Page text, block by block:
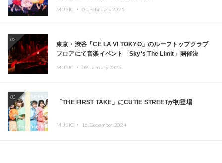
MUSIC ・ 04.February.2025
02
東京・渋谷「CÉ LA VI TOKYO」のルーフトップクラブ
フロアにて音楽イベント「Sky‘s The Limit」開催決
MUSIC ・ 09.January.2025
03
「THE FIRST TAKE」にCUTIE STREETが初登場
MUSIC ・ 16.December.2024